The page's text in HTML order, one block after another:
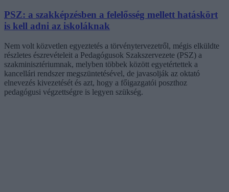
PSZ: a szakképzésben a felelősség mellett hatáskört
is kell adni az iskoláknak
Nem volt közvetlen egyeztetés a törvénytervezetről, mégis elküldte
részletes észrevételeit a Pedagógusok Szakszervezete (PSZ) a
szakminisztériumnak, melyben többek között egyetértettek a
kancellári rendszer megszüntetésével, de javasolják az oktató
elnevezés kivezetését és azt, hogy a főigazgatói poszthoz
pedagógusi végzettségre is legyen szükség.